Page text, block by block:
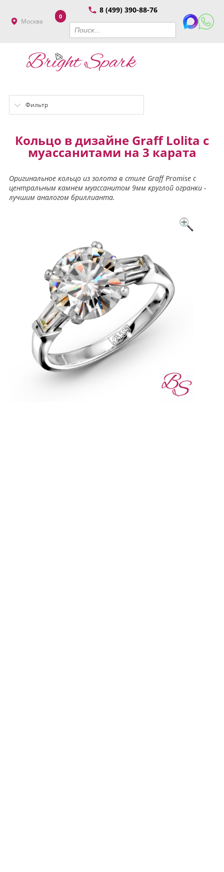
Москва
8 (499) 390-88-76
0
Фильтр
Кольцо в дизайне Graff Lolita с
муассанитами на 3 карата
Оригинальное кольцо из золота в стиле Graff Promise с
центральным камнем муассанитом 9мм круглой огранки -
лучшим аналогом бриллианта.